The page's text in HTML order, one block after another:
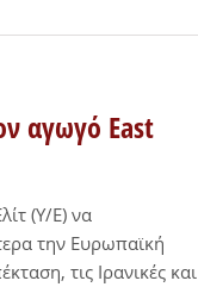
αγωγό East
(Υ/Ε) να
την Ευρωπαϊκή
τις Ιρανικές και